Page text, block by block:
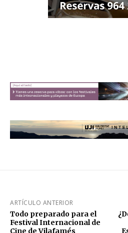
ARTÍCULO ANTERIOR
Todo preparado para el
Festival Internacional de
Cine de Vilafamés